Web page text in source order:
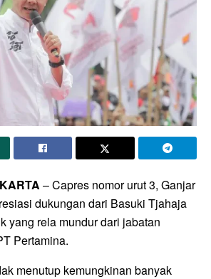
– Capres nomor urut 3, Ganjar
dukungan dari Basuki Tjahaja
yang rela mundur dari jabatan
Pertamina.
menutup kemungkinan banyak